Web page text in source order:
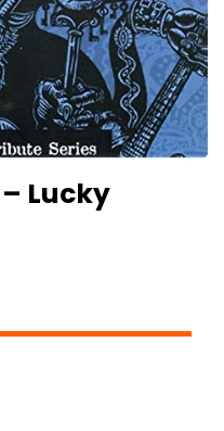
Lucky